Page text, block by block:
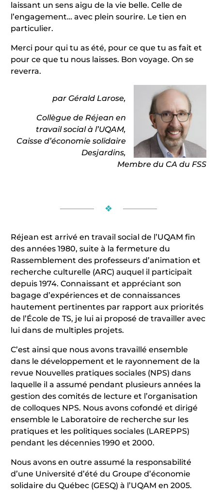
laissant un sens aigu de la vie belle. Celle de
l’engagement… avec plein sourire. Le tien en
particulier.
Merci pour qui tu as été, pour ce que tu as fait et
pour ce que tu nous laisses. Bon voyage. On se
reverra.
par Gérald Larose,
Collègue de Réjean en
travail social à l’UQAM,
Caisse d’économie solidaire
Desjardins,
Membre du CA du FSS
❖
Réjean est arrivé en travail social de l’UQAM fin
des années 1980, suite à la fermeture du
Rassemblement des professeurs d’animation et
recherche culturelle (ARC) auquel il participait
depuis 1974. Connaissant et appréciant son
bagage d’expériences et de connaissances
hautement pertinentes par rapport aux priorités
de l’École de TS, je lui ai proposé de travailler avec
lui dans de multiples projets.
C’est ainsi que nous avons travaillé ensemble
dans le développement et le rayonnement de la
revue Nouvelles pratiques sociales (NPS) dans
laquelle il a assumé pendant plusieurs années la
gestion des comités de lecture et l’organisation
de colloques NPS. Nous avons cofondé et dirigé
ensemble le Laboratoire de recherche sur les
pratiques et les politiques sociales (LAREPPS)
pendant les décennies 1990 et 2000.
Nous avons en outre assumé la responsabilité
d’une Université d’été du Groupe d’économie
solidaire du Québec (GESQ) à l’UQAM en 2005.